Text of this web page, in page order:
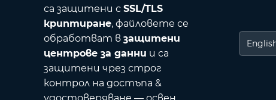
са защитени с SSL/TLS
криптиране, файловете се
обработват в защитени
центрове за данни и са
защитени чрез строг
контрол на достъпа &